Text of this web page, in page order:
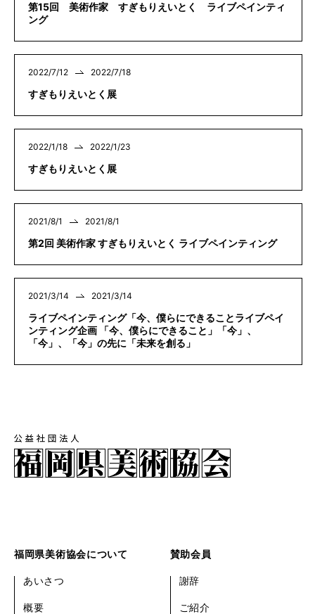
第15回 美術作家 すぎもりえいとく ライブペインティ
ング
2022/7/12 2022/7/18
すぎもりえいとく展
2022/1/18 2022/1/23
すぎもりえいとく展
2021/8/1 2021/8/1
第2回 美術作家 すぎもりえいとく ライブペインティング
2021/3/14 2021/3/14
ライブペインティング「今、僕らにできることライブペイ
ンティング企画 「今、僕らにできること」「今」、
「今」、「今」の先に「未来を創る」
福岡県美術協会について
あいさつ
概要
賛助会員
謝辞
ご紹介